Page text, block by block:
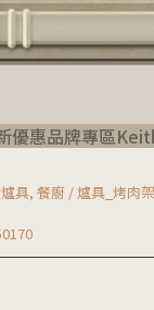
優惠品牌專區
具, 餐廚 / 爐具_烤肉